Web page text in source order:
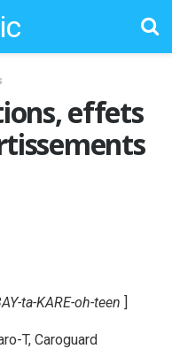
effets
ta-KARE-oh-teen ]
T, Caroguard